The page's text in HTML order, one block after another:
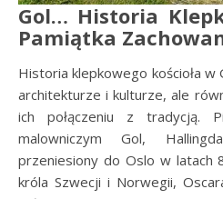
Gol… Historia
Pamiątka
Historia klepkowego kościoła
architekturze i kulturze, ale
ich połączeniu z tradycją.
malowniczym Gol,
przeniesiony do Oslo w latach
króla Szwecji i Norwegii,